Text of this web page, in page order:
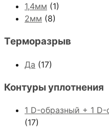
1,4мм (1)
2мм (8)
Терморазрыв
Да (17)
Контуры уплотнения
1 D-образный + 1
(17)